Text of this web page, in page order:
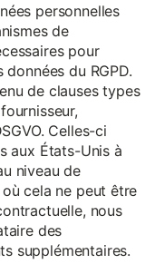
personnelles
de
pour
du RGPD.
de clauses types
Celles-ci
aux États-Unis à
niveau de
cela ne peut être
nous
des
supplémentaires.